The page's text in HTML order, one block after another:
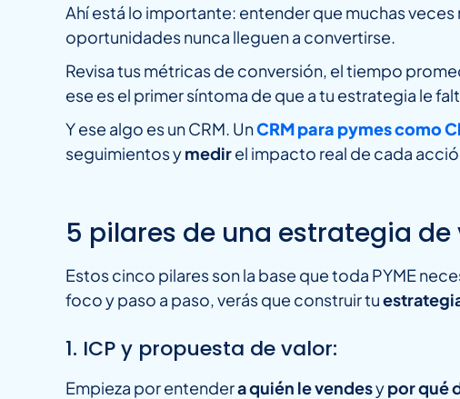
Ahí está lo importante: entender que muchas veces
oportunidades nunca lleguen a convertirse.
Revisa tus métricas de conversión, el tiempo
ese es el primer síntoma de que a tu estrategia le
Y ese algo es un CRM. UnCRM para pymes como
seguimientos ymedirel impacto real de cada
5 pilares de una estrategia de
Estos cinco pilares son la base que toda PYME
foco y paso a paso, verás que construir tu
1. ICP y propuesta de valor:
Empieza por entendera quién le vendesypor qué